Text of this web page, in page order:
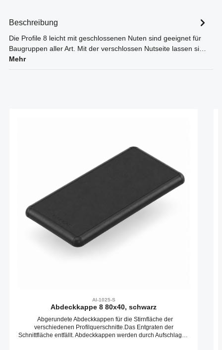
Beschreibung
Die Profile 8 leicht mit geschlossenen Nuten sind geeignet für
Baugruppen aller Art. Mit der verschlossen Nutseite lassen si…
Mehr
AI-1025-S
Abdeckkappe 8 80x40, schwarz
Abgerundete Abdeckkappen für die Stirnfläche der
verschiedenen Profilquerschnitte.Das Entgraten der
Schnittfläche entfällt. Abdeckkappen werden durch Aufschlagen